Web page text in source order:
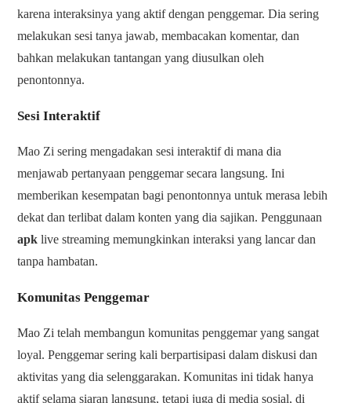
karena interaksinya yang aktif dengan penggemar. Dia sering
melakukan sesi tanya jawab, membacakan komentar, dan
bahkan melakukan tantangan yang diusulkan oleh
penontonnya.
Sesi Interaktif
Mao Zi sering mengadakan sesi interaktif di mana dia
menjawab pertanyaan penggemar secara langsung. Ini
memberikan kesempatan bagi penontonnya untuk merasa lebih
dekat dan terlibat dalam konten yang dia sajikan. Penggunaan
apk live streaming memungkinkan interaksi yang lancar dan
tanpa hambatan.
Komunitas Penggemar
Mao Zi telah membangun komunitas penggemar yang sangat
loyal. Penggemar sering kali berpartisipasi dalam diskusi dan
aktivitas yang dia selenggarakan. Komunitas ini tidak hanya
aktif selama siaran langsung, tetapi juga di media sosial, di